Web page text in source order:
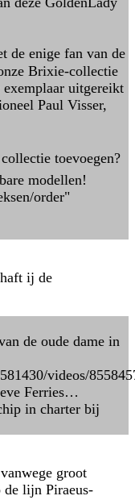
de enige fan van de
Brixie-collectie
uitgereikt
Paul Visser,
toevoegen?
modellen!
order"
ij de
de oude dame in
videos/
Ferries…
in charter bij
groot
de lijn Piraeus-